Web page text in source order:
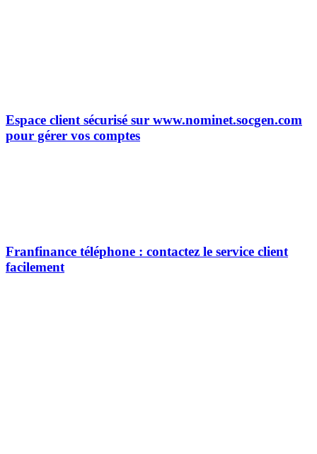
Espace client sécurisé sur www.nominet.socgen.com
pour gérer vos comptes
Franfinance téléphone : contactez le service client
facilement